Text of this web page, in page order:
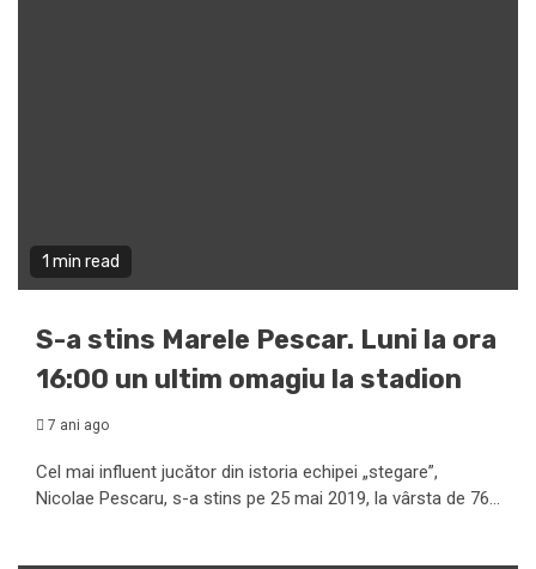
1 min read
S-a stins Marele Pescar. Luni la ora
16:00 un ultim omagiu la stadion
7 ani ago
Cel mai influent jucător din istoria echipei „stegare”,
Nicolae Pescaru, s-a stins pe 25 mai 2019, la vârsta de 76...